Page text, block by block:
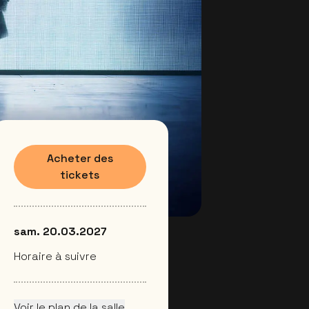
Acheter des
tickets
sam. 20.03.2027
Horaire à suivre